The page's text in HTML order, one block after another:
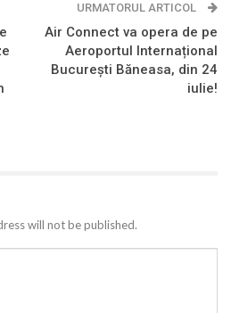
URMATORUL ARTICOL
Air Connect va opera de pe
Aeroportul Internațional
București Băneasa, din 24
iulie!
will not be published.